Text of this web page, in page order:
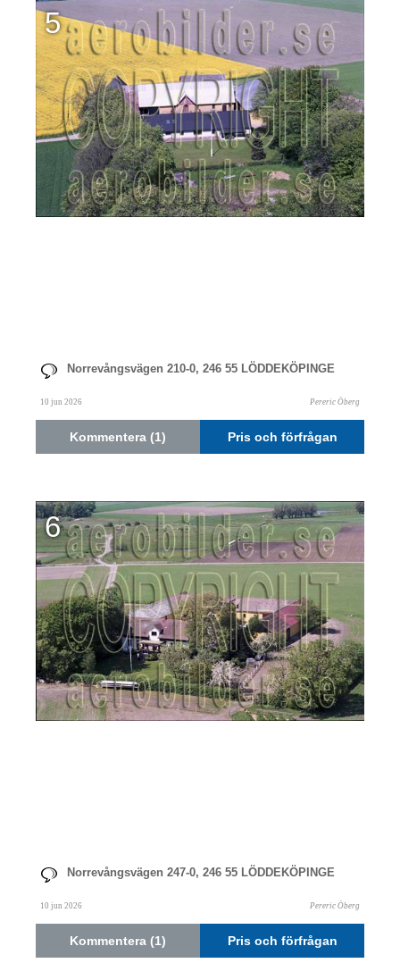
5
Norrevångsvägen 210-0, 246 55 LÖDDEKÖPINGE
10 jun 2026 Pereric Öberg
Kommentera (1) Pris och förfrågan
6
Norrevångsvägen 247-0, 246 55 LÖDDEKÖPINGE
10 jun 2026 Pereric Öberg
Kommentera (1) Pris och förfrågan